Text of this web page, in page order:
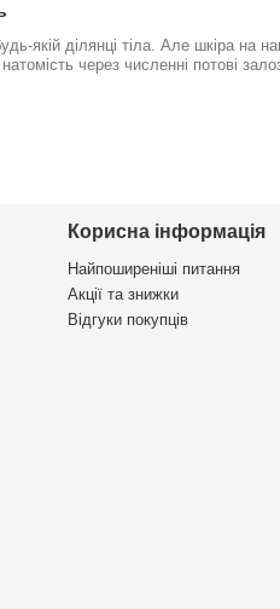
якій ділянці тіла. Але шкіра на
через численні потові
Корисна інформація
Найпоширеніші питання
Акції та знижки
Відгуки покупців